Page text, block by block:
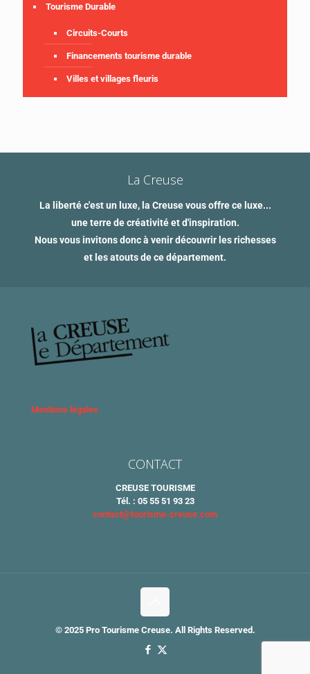
Tourisme Durable
Circuits-Courts
Financements tourisme durable
Villes et villages fleuris
La Creuse
La liberté c'est un luxe, la Creuse vous offre ce luxe...
une terre de créativité et d'inspiration.
Nous vous invitons donc à venir découvrir les richesses
et les atouts de ce département.
Mentions légales
CONTACT
CREUSE TOURISME
Tél. : 05 55 51 93 23
contact@tourisme-creuse.com
© 2025 Pro Tourisme Creuse. All Rights Reserved.